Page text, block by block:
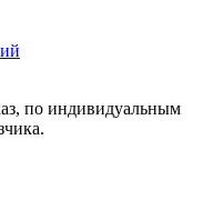
по индивидуальным